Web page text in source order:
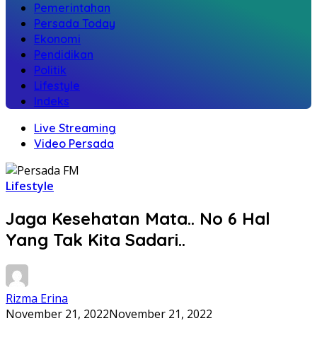
Pemerintahan
Persada Today
Ekonomi
Pendidikan
Politik
Lifestyle
Indeks
Live Streaming
Video Persada
Lifestyle
Jaga Kesehatan Mata.. No 6 Hal
Yang Tak Kita Sadari..
Rizma Erina
November 21, 2022November 21, 2022